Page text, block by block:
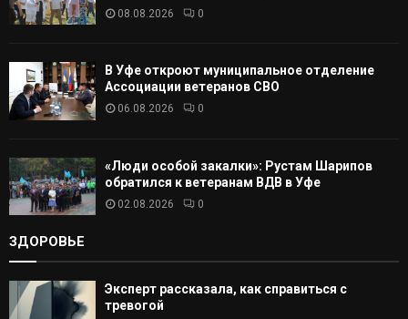
08.08.2026 0
В Уфе откроют муниципальное отделение
Ассоциации ветеранов СВО
06.08.2026 0
«Люди особой закалки»: Рустам Шарипов
обратился к ветеранам ВДВ в Уфе
02.08.2026 0
ЗДОРОВЬЕ
Эксперт рассказала, как справиться с
тревогой